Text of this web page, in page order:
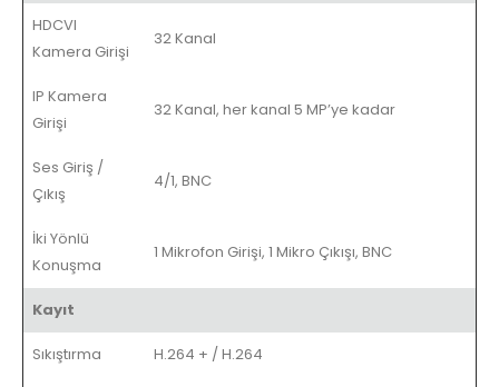
HDCVI
Kamera Girişi
32 Kanal
IP Kamera
Girişi
32 Kanal, her kanal 5 MP’ye kadar
Ses Giriş /
Çıkış
4/1, BNC
İki Yönlü
Konuşma
1 Mikrofon Girişi, 1 Mikro Çıkışı, BNC
Kayıt
Sıkıştırma H.264 + / H.264